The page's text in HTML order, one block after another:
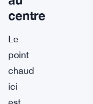
centre
Le
point
chaud
ici